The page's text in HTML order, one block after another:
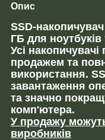
Опис
SSD-
ГБ для
Усі
продажем та
використання.
завантаження
та значно
комп'ютера.
У продажу
виробників